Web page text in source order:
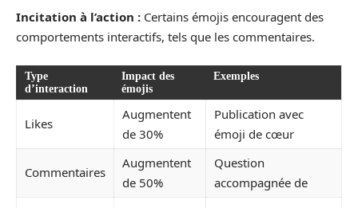
Incitation à l’action : Certains émojis encouragent des
comportements interactifs, tels que les commentaires.
Type
d’interaction
Impact des
émojis
Exemples
Likes
Augmentent
de 30%
Publication avec
émoji de cœur
Commentaires
Augmentent
de 50%
Question
accompagnée de